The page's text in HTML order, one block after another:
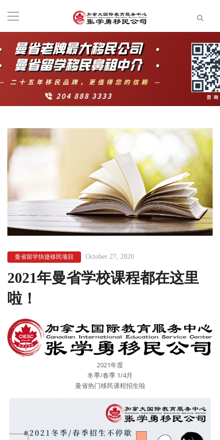
曼省留学快捷移民项目 October 27, 2020
2021年曼省学校课程都在这里
啦！
2021年度
冬季/春季 1/4月
曼省热门移民课程招生啦